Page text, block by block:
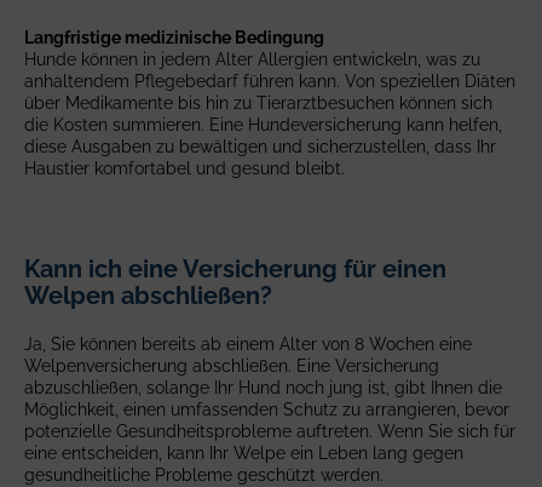
Bis zu 400 €
Tod durch Krankheit oder Verletzung
Bis zu 1.500 €
Haftpflichtschutz
Bis zu 1 Million €
Selbstbeteiligung 300 €
Altersbeschränkungen
Dieses Angebot ist nicht für Hunde im Alter von 8 Jahren oder
älter oder für Haustiere unter 8 Wochen verfügbar.
Verweigerte Rückreise & Verlust von Dokumenten
Bis zu 1.000 €
Krankenrücktransport im Notfall
Bis zu 300 €
Bis zu 1.500 €
Verlust durch Diebstahl oder Weglaufen
Bis zu 1.500 €
Haftpflichtschutz
Bis zu 1 Million €
Selbstbeteiligung 300 €
Langfristige medizinische Bedingung
Hunde können in jedem Alter Allergien entwickeln, was zu
anhaltendem Pflegebedarf führen kann. Von speziellen Diäten
über Medikamente bis hin zu Tierarztbesuchen können sich
die Kosten summieren. Eine Hundeversicherung kann helfen,
diese Ausgaben zu bewältigen und sicherzustellen, dass Ihr
Haustier komfortabel und gesund bleibt.
Kann ich eine Versicherung für einen
Welpen abschließen?
Ja, Sie können bereits ab einem Alter von 8 Wochen eine
Welpenversicherung abschließen. Eine Versicherung
abzuschließen, solange Ihr Hund noch jung ist, gibt Ihnen die
Möglichkeit, einen umfassenden Schutz zu arrangieren, bevor
potenzielle Gesundheitsprobleme auftreten. Wenn Sie sich für
eine entscheiden, kann Ihr Welpe ein Leben lang gegen
gesundheitliche Probleme geschützt werden.